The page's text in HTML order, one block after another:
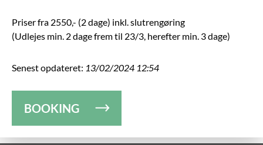
Priser fra 2550,- (2 dage) inkl. slutrengøring
(Udlejes min. 2 dage frem til 23/3, herefter min. 3 dage)
Senest opdateret: 13/02/2024 12:54
BOOKING